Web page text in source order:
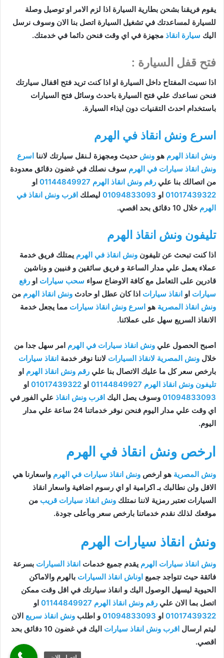
يقوم فريقنا بشحن بطارية السيارة اذا لزم الامر او توصيل وصلة
للسيارة لمساعدتك في تشغيل السيارة اتصل بنا الان وسوف نرسل
اليك سيارة انقاذ مجهزة في اي وقت فنحن دائما في خدمتك.
فتح قفل السيارة :
اذا نسيت المفتاح داخل السيارة او اذا كنت تريد فتح اقفال سيارتك
فنحن نساعدك علي فتح السيارة باحدث وسائل فتح السيارات
باستخدام احدث التقنيات دون ايذاء السيارة.
اسرع ونش انقاذ في الهرم
ونش انقاذ الهرم هو ونش حديث ومجهزة لـنقل سيارتك لاننا اسرع
ونش انقاذ سيارات في الهرم سوف نصلك في غضون دقائق معدودة
من اتصالك بنا علي رقم ونش انقاذ الهرم 01144849927 او
01017439322 او 01094833093 ليصلك اقرب ونش انقاذ في
الهرم خلال 10 دقائق بحد اقصي.
تليفون ونش انقاذ الهرم
اذا كنت تبحث عن تليفون ونش انقاذ في الهرم يمتلك فريق خدمة
عملاء يعمل علي مدار الساعة و فريق سائقين و فنيين و وناشين
قادرين على التعامل مع كافة الاوضاع سواء سحب سيارات او رفع
سيارات او انقاذ سيارات اذا كان عطل او حادث ونش انقاذ الهرم من
ونش انقاذ المصرية هو اسرع ونش انقاذ سيارات مما يجعل خدمة
الانقاذ السريع سهل على عملائنا.
اصبح الحصول علي ونش انقاذ سيارات في الهرم امر سهل جدا من
خلال ونش المصرية لانقاذ السيارات لاننا نوفر خدمة انقاذ سيارات
بارخص سعر كل ما عليك الاتصال بنا علي رقم ونش انقاذ الهرم او
تليفون ونش انقاذ الهرم 01144849927 او 01017439322 او
01094833093 وسوف يصل اليك اقرب ونش انقاذ علي الفور في
اي وقت علي مدار اليوم فنحن نوفر خدماتنا 24 ساعة علي مدار
اليوم.
ارخص ونش انقاذ في الهرم
ونش المصرية هو ارخص ونش انقاذ سيارات في الهرم واسعارنا هي
الاقل ولن نطالبك بـ اكرامية او اي رسوم اضافية واسعار انقاذ
السيارات تعتبر رمزية لاننا نمتلك ونش انقاذ سيارات قريب من
موقعك لذلك نقدم خدماتنا بارخص سعر وبأعلى جودة.
ونش انقاذ سيارات الهرم
ونش انقاذ سيارات الهرم يقدم جميع خدمات انقاذ السيارات بسرعة
فائقة حيث تتواجد جميع اوناش انقاذ السيارات بالهرم والاماكن
الحيوية ليسهل الوصول اليك و انقاذ سيارتك في اقل وقت ممكن
اتصل بما الان علي رقم ونش انقاذ الهرم 01144849927 او
01017439322 او 01094833093 و اطلب ونش انقاذ سريع الان
ليتم ارسال اقرب ونش انقاذ سيارات
اليك في غضون 10 دقائق بحد
اقصي.